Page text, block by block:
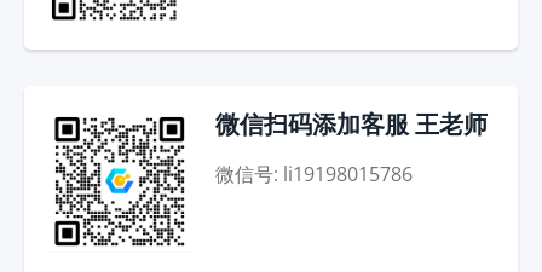
微信扫码添加客服 王老师
微信号: li19198015786